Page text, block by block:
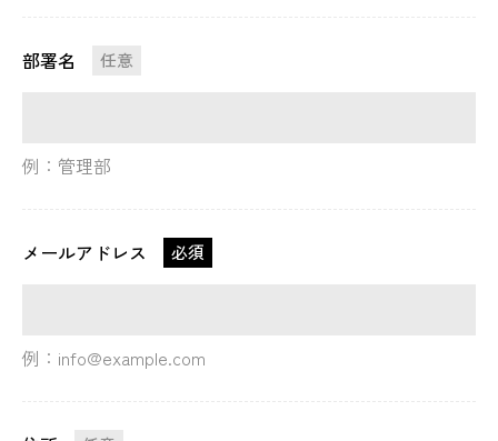
部署名 任意
例：管理部
メールアドレス 必須
例：info@example.com